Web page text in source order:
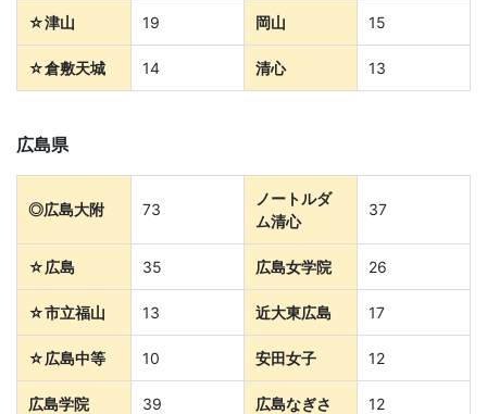
学
ぶ
こ
と
は、
や
が
て、
☆津山 19 岡山 15
☆倉敷天城 14 清心 13
広島県
◎広島大附 73
ノートルダ
ム清心
37
☆広島 35 広島女学院 26
☆市立福山 13 近大東広島 17
☆広島中等 10 安田女子 12
広島学院 39 広島なぎさ 12